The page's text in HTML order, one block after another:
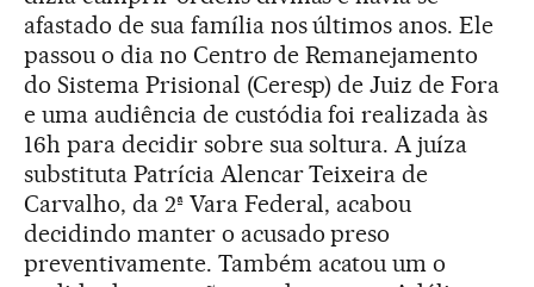
afastado de sua família nos últimos anos. Ele
passou o dia no Centro de Remanejamento
do Sistema Prisional (Ceresp) de Juiz de Fora
e uma audiência de custódia foi realizada às
16h para decidir sobre sua soltura. A juíza
substituta Patrícia Alencar Teixeira de
Carvalho, da 2ª Vara Federal, acabou
decidindo manter o acusado preso
preventivamente. Também acatou um o